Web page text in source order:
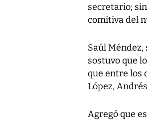
secretario;
comitiva del
Saúl
sostuvo que
que entre los
López,
Agregó que